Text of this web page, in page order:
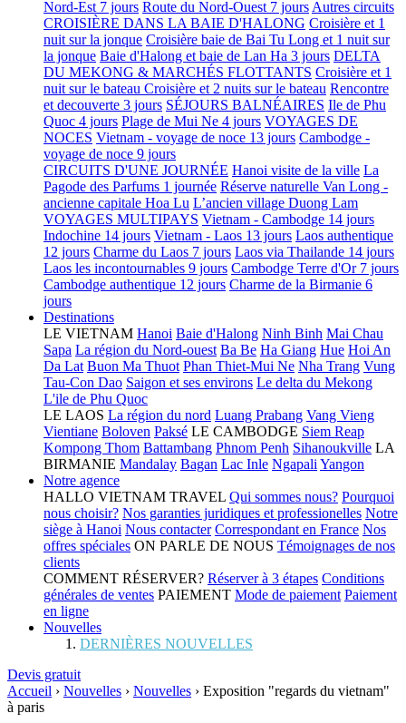
Nord-Est 7 jours Route du Nord-Ouest 7 jours Autres circuits
CROISIÈRE DANS LA BAIE D'HALONG Croisière et 1
nuit sur la jonque Croisière baie de Bai Tu Long et 1 nuit sur
la jonque Baie d'Halong et baie de Lan Ha 3 jours DELTA
DU MEKONG & MARCHÉS FLOTTANTS Croisière et 1
nuit sur le bateau Croisière et 2 nuits sur le bateau Rencontre
et decouverte 3 jours SÉJOURS BALNÉAIRES Ile de Phu
Quoc 4 jours Plage de Mui Ne 4 jours VOYAGES DE
NOCES Vietnam - voyage de noce 13 jours Cambodge -
voyage de noce 9 jours
CIRCUITS D'UNE JOURNÉE Hanoi visite de la ville La
Pagode des Parfums 1 journée Réserve naturelle Van Long -
ancienne capitale Hoa Lu L’ancien village Duong Lam
VOYAGES MULTIPAYS Vietnam - Cambodge 14 jours
Indochine 14 jours Vietnam - Laos 13 jours Laos authentique
12 jours Charme du Laos 7 jours Laos via Thailande 14 jours
Laos les incontournables 9 jours Cambodge Terre d'Or 7 jours
Cambodge authentique 12 jours Charme de la Birmanie 6
jours
Destinations
LE VIETNAM Hanoi Baie d'Halong Ninh Binh Mai Chau
Sapa La région du Nord-ouest Ba Be Ha Giang Hue Hoi An
Da Lat Buon Ma Thuot Phan Thiet-Mui Ne Nha Trang Vung
Tau-Con Dao Saigon et ses environs Le delta du Mekong
L'ile de Phu Quoc
LE LAOS La région du nord Luang Prabang Vang Vieng
Vientiane Boloven Paksé LE CAMBODGE Siem Reap
Kompong Thom Battambang Phnom Penh Sihanoukville LA
BIRMANIE Mandalay Bagan Lac Inle Ngapali Yangon
Notre agence
HALLO VIETNAM TRAVEL Qui sommes nous? Pourquoi
nous choisir? Nos garanties juridiques et professionelles Notre
siège à Hanoi Nous contacter Correspondant en France Nos
offres spéciales ON PARLE DE NOUS Témoignages de nos
clients
COMMENT RÉSERVER? Réserver à 3 étapes Conditions
générales de ventes PAIEMENT Mode de paiement Paiement
en ligne
Nouvelles
DERNIÈRES NOUVELLES
Devis gratuit
Accueil › Nouvelles › Nouvelles › Exposition "regards du vietnam"
à paris